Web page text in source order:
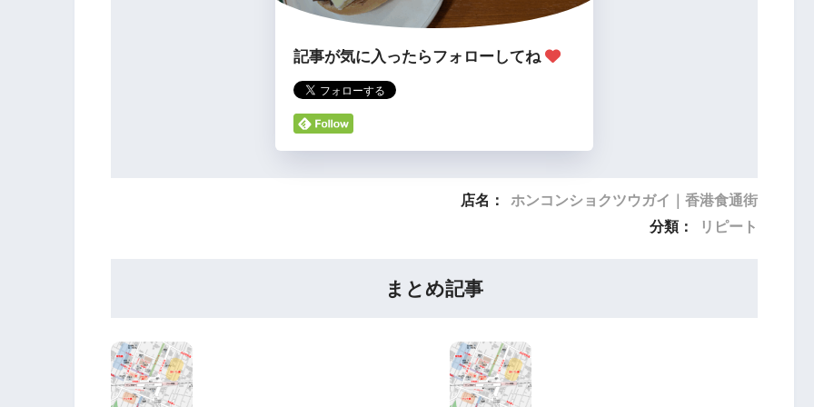
記事が気に入ったらフォローしてね
店名：
ホンコンショクツウガイ｜香港食通街
分類：
リピート
まとめ記事